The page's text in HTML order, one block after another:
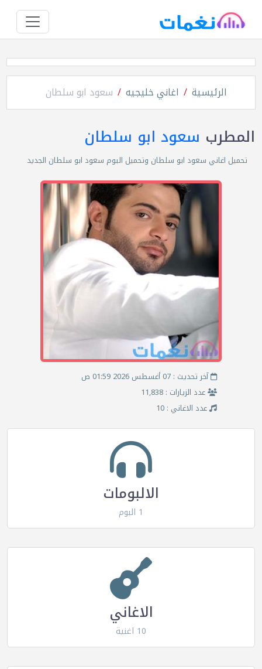
الرئيسية اغاني خليجيه سعود ابو سلطان
المطرب سعود ابو سلطان
تحميل اغاني سعود ابو سلطان وتحميل البوم سعود ابو سلطان الجديد
آخر تحديث : 07 أغسطس 2026 01:59 ص
عدد الزيارات : 11,838
عدد الاغاني : 10
الالبومات
1 البوم
الاغاني
10 اغنية